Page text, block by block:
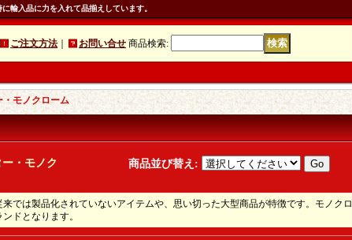
輸入品に力を入れて品揃えしています。
ご注文方法 お問い合せ 商品検索:
・モノクローム
・モノク
商品並び替え :
では製品化されていないアイテムや、思い切った大型商品が特徴です。モノクロ
ドとなります。